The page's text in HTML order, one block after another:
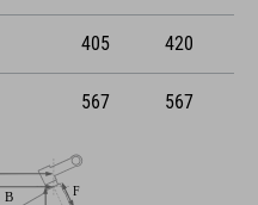
405 420
567 567